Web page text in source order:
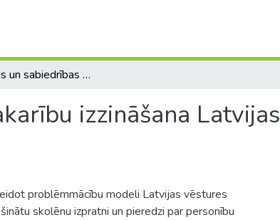
Personības un sabiedrības attīstības sakarību izzināšana Latvijas vēstures problēmmācībās skolā
izzināšana Latvijas
problēmmācību modeli Latvijas vēstures
skolēnu izpratni un pieredzi par personību